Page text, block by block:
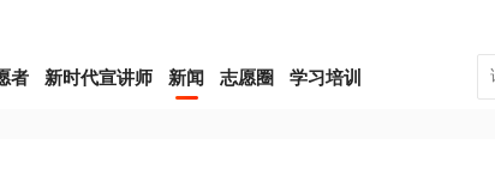
者 新时代宣讲师 新闻 志愿圈 学习培训